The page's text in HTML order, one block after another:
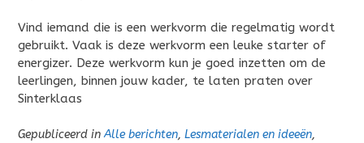
Vind iemand die is een werkvorm die regelmatig wordt
gebruikt. Vaak is deze werkvorm een leuke starter of
energizer. Deze werkvorm kun je goed inzetten om de
leerlingen, binnen jouw kader, te laten praten over
Sinterklaas
Gepubliceerd inAlle berichten, Lesmaterialen en ideeën,